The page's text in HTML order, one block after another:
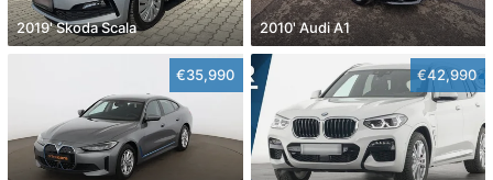
2019' Skoda Scala 2010' Audi A1
€35,990 €42,990